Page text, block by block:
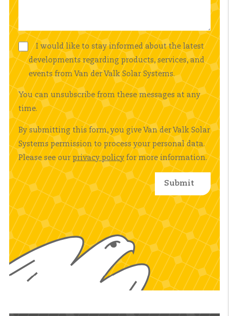
I would like to stay informed about the latest
developments regarding products, services, and
events from Van der Valk Solar Systems.
You can unsubscribe from these messages at any
time.
By submitting this form, you give Van der Valk Solar
Systems permission to process your personal data.
Please see our privacy policy for more information.